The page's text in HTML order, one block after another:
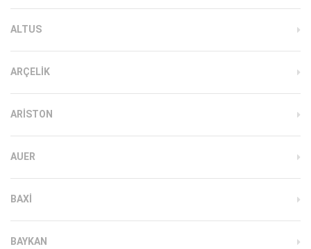
ALTUS
ARÇELIK
ARISTON
AUER
BAXI
BAYKAN